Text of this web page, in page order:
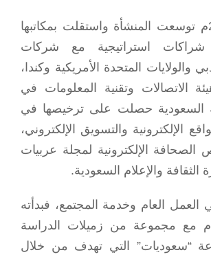
وفي عام 2006م توسعت المنشأة واستقلت بمكاتبها
استراتيجية مع شركات
المتحدة الأمريكية وكندا،
الاتصالات وتقنية المعلومات في
السعودية حصلت على ترخيصها في
الإلكترونية والتسويق الإلكتروني،
الصحافة الإلكترونية لمجلة عربيات
الثقافة والإعلام السعودية.
العمل العام وخدمة المجتمع، فبدأته
في عام 2003م مع مجموعة من زميلات الدراسة
“سعوديات” التي تهدف من خلال